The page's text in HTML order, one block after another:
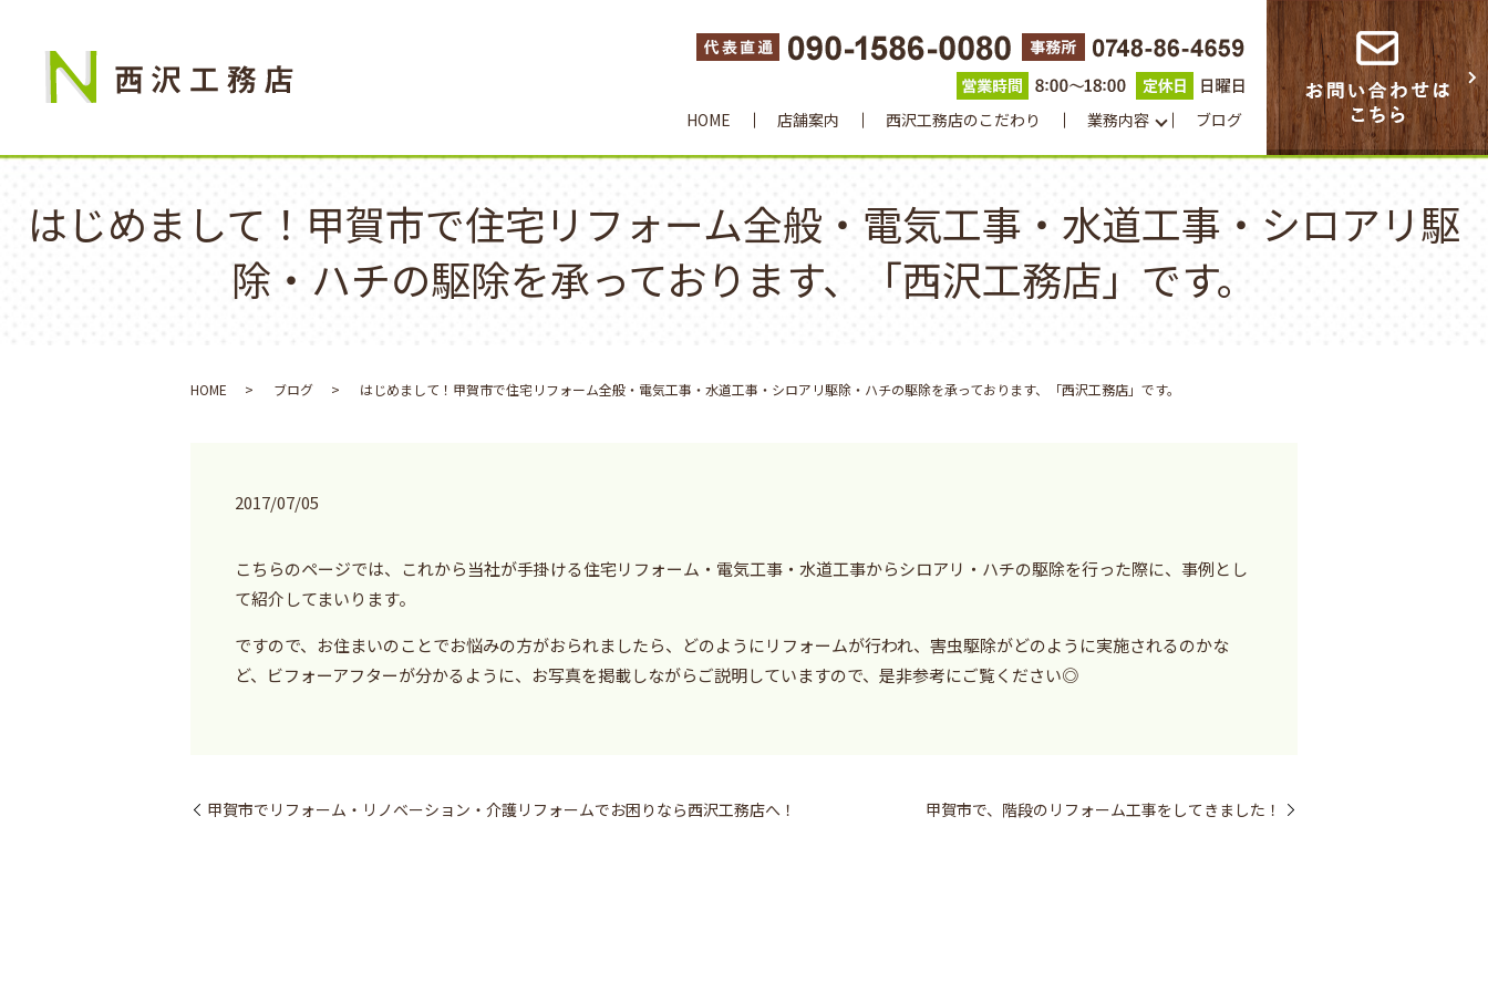
HOME 店舗案内 西沢工務店のこだわり 業務内容 ブログ
はじめまして！甲賀市で住宅リフォーム全般・電気工事・水道工事・シロアリ駆
除・ハチの駆除を承っております、「西沢工務店」です。
HOME ブログ はじめまして！甲賀市で住宅リフォーム全般・電気工事・水道工事・シロアリ駆除・ハチの駆除を承っております、「西沢工務店」です。
2017/07/05
こちらのページでは、これから当社が手掛ける住宅リフォーム・電気工事・水道工事からシロアリ・ハチの駆除を行った際に、事例とし
て紹介してまいります。
ですので、お住まいのことでお悩みの方がおられましたら、どのようにリフォームが行われ、害虫駆除がどのように実施されるのかな
ど、ビフォーアフターが分かるように、お写真を掲載しながらご説明していますので、是非参考にご覧ください◎
甲賀市でリフォーム・リノベーション・介護リフォームでお困りなら西沢工務店へ！ 甲賀市で、階段のリフォーム工事をしてきました！